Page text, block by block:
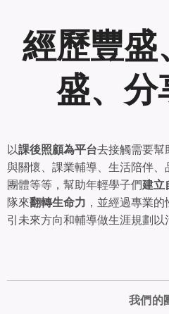
經歷豐盛
盛、分
以課後照顧為平台去接觸需要幫
與關懷、課業輔導、生活陪伴
團體等等，幫助年輕學子們建立
隊來翻轉生命力 ，並經過專業
引未來方向和輔導做生涯規劃以
我們的